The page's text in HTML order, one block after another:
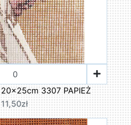
3307 PAPIEŻ
11,50zł